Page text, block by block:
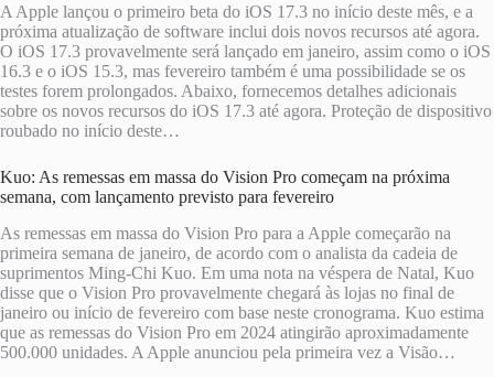
A Apple lançou o primeiro beta do iOS 17.3 no início deste mês, e a
próxima atualização de software inclui dois novos recursos até agora.
O iOS 17.3 provavelmente será lançado em janeiro, assim como o iOS
16.3 e o iOS 15.3, mas fevereiro também é uma possibilidade se os
testes forem prolongados. Abaixo, fornecemos detalhes adicionais
sobre os novos recursos do iOS 17.3 até agora. Proteção de dispositivo
roubado no início deste…
Kuo: As remessas em massa do Vision Pro começam na próxima
semana, com lançamento previsto para fevereiro
As remessas em massa do Vision Pro para a Apple começarão na
primeira semana de janeiro, de acordo com o analista da cadeia de
suprimentos Ming-Chi Kuo. Em uma nota na véspera de Natal, Kuo
disse que o Vision Pro provavelmente chegará às lojas no final de
janeiro ou início de fevereiro com base neste cronograma. Kuo estima
que as remessas do Vision Pro em 2024 atingirão aproximadamente
500.000 unidades. A Apple anunciou pela primeira vez a Visão…